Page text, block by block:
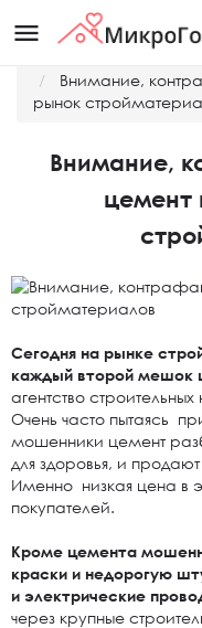
menu
Внимание,
рынок
Внимание,
цемент
Сегодня на рынке
каждый второй мешок
агентство
Очень часто пытаясь
мошенники цемент
для здоровья, и
Именно низкая цена в
покупателей.
Кроме цемента
краски и недорогую
и электрические
через крупные